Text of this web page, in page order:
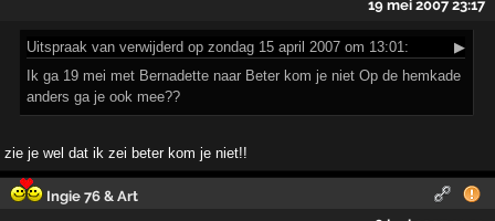
19 mei 2007 23:17
Uitspraak van verwijderd op zondag 15 april 2007 om 13:01:
▶
Ik ga 19 mei met Bernadette naar Beter kom je niet Op de hemkade
anders ga je ook mee??
zie je wel dat ik zei beter kom je niet!!
Ingie 76 & Art